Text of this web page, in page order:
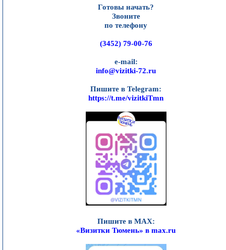
Готовы начать?
Звоните
по телефону
(3452) 79-00-76
e-mail:
info@vizitki-72.ru
Пишите в Telegram:
https://t.me/vizitkiTmn
Пишите в MAX:
«Визитки Тюмень» в max.ru